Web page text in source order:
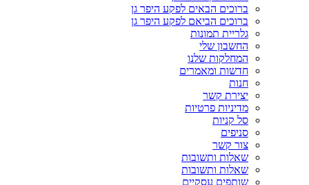
ברוכים הבאים לפקע היפר גן
ברוכים הביאם לפקע היפר גן
גלריית תמונות
החשבון שלי
המחלקות שלנו
חדשות ומאמרים
חנות
יצירת קשר
מדיניות פרטיות
סל קניות
סניפים
צור קשר
שאלות ותשובות
שאלות ותשובות
שותפים עסקיים